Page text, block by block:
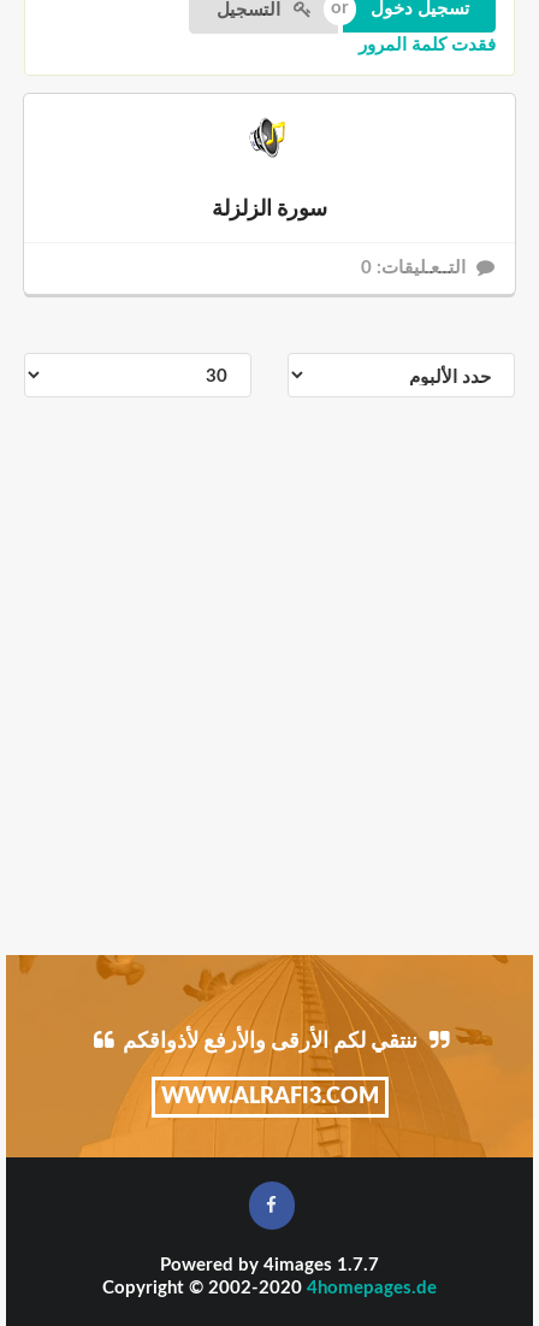
التسجيل
فقدت كلمة المرور
سورة الزلزلة
التــعـليقات: 0
ننتقي لكم الأرقى والأرفع لأذواقكم
WWW.ALRAFI3.COM
Powered by 4images 1.7.7
Copyright © 2002-2020 4homepages.de